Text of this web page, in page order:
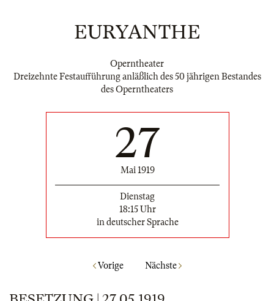
EURYANTHE
Operntheater
Dreizehnte Festaufführung anläßlich des 50 jährigen Bestandes
des Operntheaters
27
Mai 1919
Dienstag
18:15 Uhr
in deutscher Sprache
Vorige Nächste